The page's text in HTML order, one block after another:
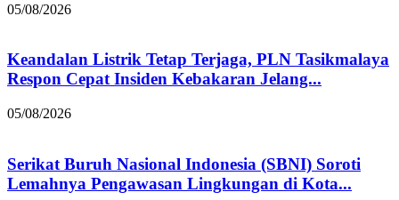
05/08/2026
Keandalan Listrik Tetap Terjaga, PLN Tasikmalaya
Respon Cepat Insiden Kebakaran Jelang...
05/08/2026
Serikat Buruh Nasional Indonesia (SBNI) Soroti
Lemahnya Pengawasan Lingkungan di Kota...